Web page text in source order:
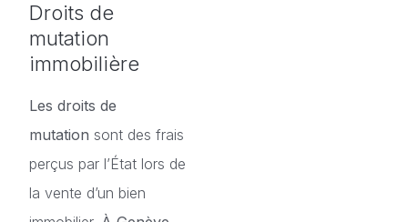
Droits de
mutation
immobilière
Les droits de
mutation sont des frais
perçus par l’État lors de
la vente d’un bien